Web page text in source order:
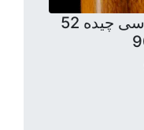
جار استوانه 1000سی سی چیده 52